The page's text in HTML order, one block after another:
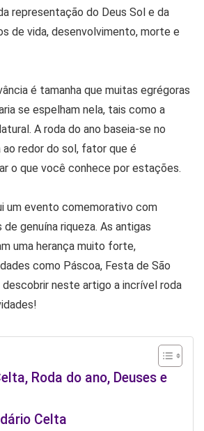
representação do Deus Sol e da
de vida, desenvolvimento, morte e
é tamanha que muitas egrégoras
se espelham nela, tais como a
A roda do ano baseia-se no
redor do sol, fator que é
o que você conhece por estações.
um evento comemorativo com
genuína riqueza. As antigas
uma herança muito forte,
como Páscoa, Festa de São
descobrir neste artigo a incrível roda
Roda do ano, Deuses e
Celta